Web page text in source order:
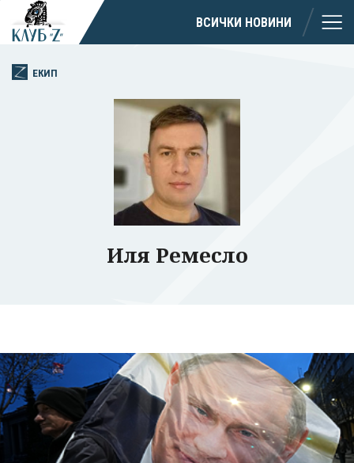
излязохте от
профила си!
ВСИЧКИ НОВИНИ
ЕКИП
Иля Ремесло